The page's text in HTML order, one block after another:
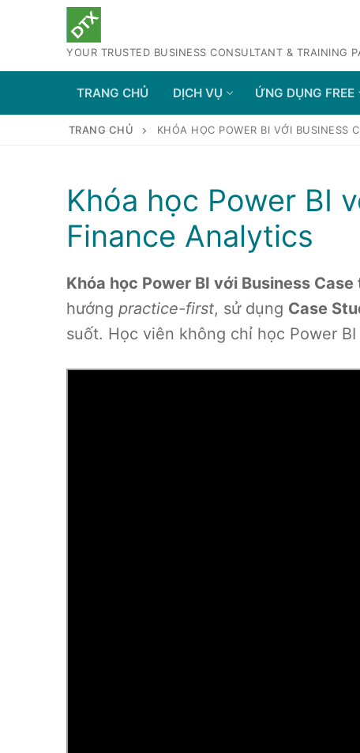
YOUR TRUSTED BUSINESS CONSULTANT & TRAINING
TRANG CHỦ DỊCH VỤ ỨNG DỤNG FREE
TRANG CHỦ KHÓA HỌC POWER BI VỚI BUSINESS
Khóa học Power BI
Finance Analytics
Khóa học Power BI với Business
hướng practice-first, sử dụng Case
suốt. Học viên không chỉ học Power